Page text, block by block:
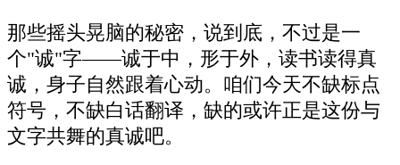
那些摇头晃脑的秘密，说到底，不过是一
个"诚"字——诚于中，形于外，读书读得真
诚，身子自然跟着心动。咱们今天不缺标点
符号，不缺白话翻译，缺的或许正是这份与
文字共舞的真诚吧。